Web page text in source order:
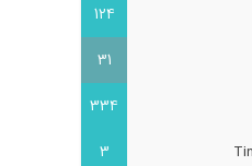
124
31
334
3